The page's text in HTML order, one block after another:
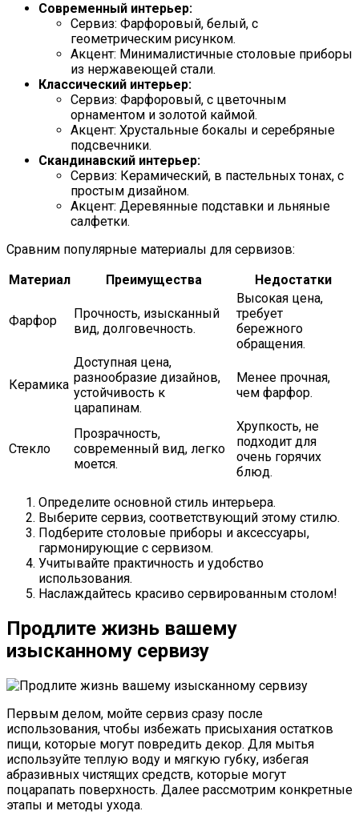
Современный интерьер:
Сервиз: Фарфоровый, белый, с
геометрическим рисунком.
Акцент: Минималистичные столовые приборы
из нержавеющей стали.
Классический интерьер:
Сервиз: Фарфоровый, с цветочным
орнаментом и золотой каймой.
Акцент: Хрустальные бокалы и серебряные
подсвечники.
Скандинавский интерьер:
Сервиз: Керамический, в пастельных тонах, с
простым дизайном.
Акцент: Деревянные подставки и льняные
салфетки.
Сравним популярные материалы для сервизов:
Материал
Преимущества Недостатки
Фарфор
Прочность, изысканный
вид, долговечность.
Высокая цена,
требует
бережного
обращения.
Керамика
Доступная цена,
разнообразие дизайнов,
устойчивость к
царапинам.
Менее прочная,
чем фарфор.
Стекло
Прозрачность,
современный вид, легко
моется.
Хрупкость, не
подходит для
очень горячих
блюд.
Определите основной стиль интерьера.
Выберите сервиз, соответствующий этому стилю.
Подберите столовые приборы и аксессуары,
гармонирующие с сервизом.
Учитывайте практичность и удобство
использования.
Наслаждайтесь красиво сервированным столом!
Продлите жизнь вашему
изысканному сервизу
Первым делом, мойте сервиз сразу после
использования, чтобы избежать присыхания остатков
пищи, которые могут повредить декор. Для мытья
используйте теплую воду и мягкую губку, избегая
абразивных чистящих средств, которые могут
поцарапать поверхность. Далее рассмотрим конкретные
этапы и методы ухода.